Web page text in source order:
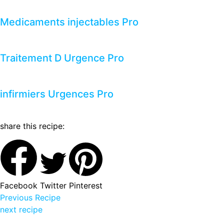
Medicaments injectables Pro
Traitement D Urgence Pro
infirmiers Urgences Pro
share this recipe:
Facebook Twitter Pinterest
Previous Recipe
next recipe